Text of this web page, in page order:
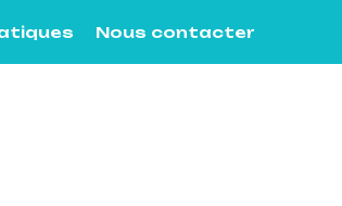
Nous contacter